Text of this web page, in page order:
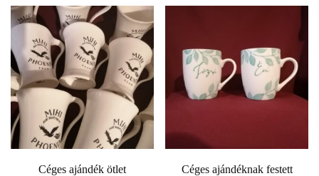
Céges ajándék ötlet
Céges ajándéknak festett